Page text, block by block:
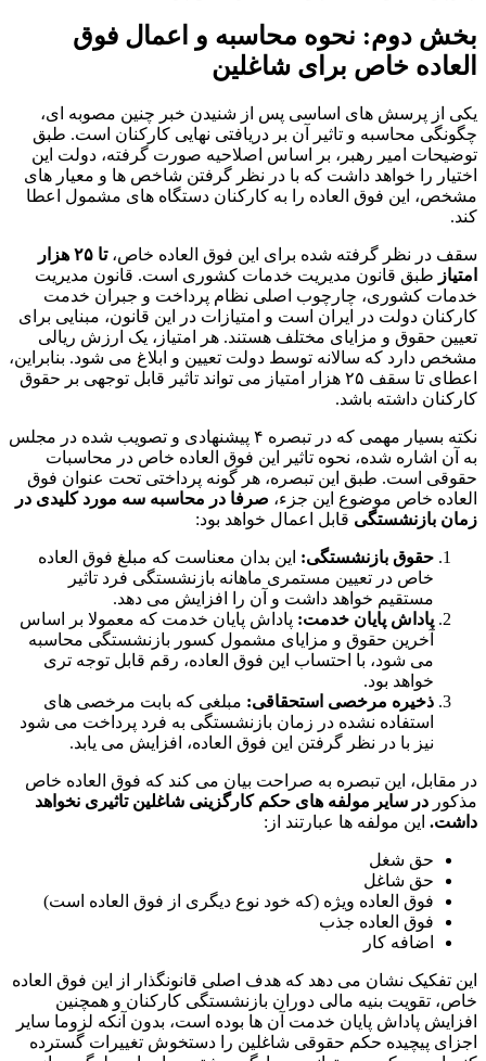
بخش دوم: نحوه محاسبه و اعمال فوق
العاده خاص برای شاغلین
یکی از پرسش های اساسی پس از شنیدن خبر چنین مصوبه ای،
چگونگی محاسبه و تاثیر آن بر دریافتی نهایی کارکنان است. طبق
توضیحات امیر رهبر، بر اساس اصلاحیه صورت گرفته، دولت این
اختیار را خواهد داشت که با در نظر گرفتن شاخص ها و معیار های
مشخص، این فوق العاده را به کارکنان دستگاه های مشمول اعطا
کند.
سقف در نظر گرفته شده برای این فوق العاده خاص،
تا ۲۵ هزار
امتیاز طبق قانون مدیریت خدمات کشوری است. قانون مدیریت
خدمات کشوری، چارچوب اصلی نظام پرداخت و جبران خدمت
کارکنان دولت در ایران است و امتیازات در این قانون، مبنایی برای
تعیین حقوق و مزایای مختلف هستند. هر امتیاز، یک ارزش ریالی
مشخص دارد که سالانه توسط دولت تعیین و ابلاغ می شود. بنابراین،
اعطای تا سقف ۲۵ هزار امتیاز می تواند تاثیر قابل توجهی بر حقوق
کارکنان داشته باشد.
نکته بسیار مهمی که در تبصره ۴ پیشنهادی و تصویب شده در مجلس
به آن اشاره شده، نحوه تاثیر این فوق العاده خاص در محاسبات
حقوقی است. طبق این تبصره، هر گونه پرداختی تحت عنوان فوق
العاده خاص موضوع این جزء، صرفا در محاسبه سه مورد کلیدی در
زمان بازنشستگی قابل اعمال خواهد بود:
حقوق بازنشستگی: این بدان معناست که مبلغ فوق العاده
خاص در تعیین مستمری ماهانه بازنشستگی فرد تاثیر
مستقیم خواهد داشت و آن را افزایش می دهد.
پاداش پایان خدمت: پاداش پایان خدمت که معمولا بر اساس
آخرین حقوق و مزایای مشمول کسور بازنشستگی محاسبه
می شود، با احتساب این فوق العاده، رقم قابل توجه تری
خواهد بود.
ذخیره مرخصی استحقاقی: مبلغی که بابت مرخصی های
استفاده نشده در زمان بازنشستگی به فرد پرداخت می شود
نیز با در نظر گرفتن این فوق العاده، افزایش می یابد.
در مقابل، این تبصره به صراحت بیان می کند که فوق العاده خاص
مذکور در سایر مولفه های حکم کارگزینی شاغلین تاثیری نخواهد
داشت. این مولفه ها عبارتند از:
حق شغل
حق شاغل
فوق العاده ویژه (که خود نوع دیگری از فوق العاده است)
فوق العاده جذب
اضافه کار
این تفکیک نشان می دهد که هدف اصلی قانونگذار از این فوق العاده
خاص، تقویت بنیه مالی دوران بازنشستگی کارکنان و همچنین
افزایش پاداش پایان خدمت آن ها بوده است، بدون آنکه لزوما سایر
اجزای پیچیده حکم حقوقی شاغلین را دستخوش تغییرات گسترده